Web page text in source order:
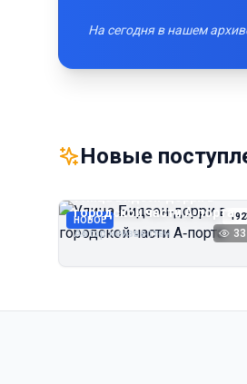
На сегодня в нашем
Новые
НОВОЕ
Улица Бидзэн‑дорри в
городской части А‑порта
Автор неизвестен 33